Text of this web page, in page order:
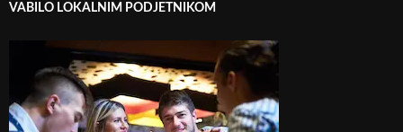
VABILO LOKALNIM PODJETNIKOM